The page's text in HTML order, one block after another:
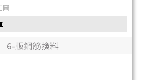
圖
6-版鋼筋撿料